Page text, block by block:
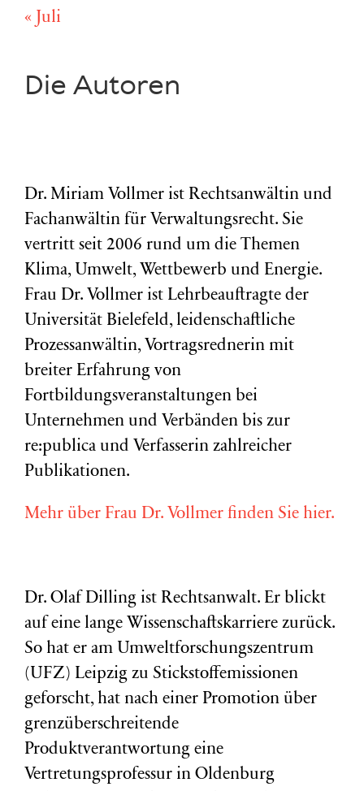
« Juli
Die Autoren
Dr. Miriam Vollmer ist Rechtsanwältin und
Fachanwältin für Verwaltungsrecht. Sie
vertritt seit 2006 rund um die Themen
Klima, Umwelt, Wettbewerb und Energie.
Frau Dr. Vollmer ist Lehrbeauftragte der
Universität Bielefeld, leidenschaftliche
Prozessanwältin, Vortragsrednerin mit
breiter Erfahrung von
Fortbildungsveranstaltungen bei
Unternehmen und Verbänden bis zur
re:publica und Verfasserin zahlreicher
Publikationen.
Mehr über Frau Dr. Vollmer finden Sie hier.
Dr. Olaf Dilling ist Rechtsanwalt. Er blickt
auf eine lange Wissenschaftskarriere zurück.
So hat er am Umweltforschungszentrum
(UFZ) Leipzig zu Stickstoffemissionen
geforscht, hat nach einer Promotion über
grenzüberschreitende
Produktverantwortung eine
Vertretungsprofessur in Oldenburg